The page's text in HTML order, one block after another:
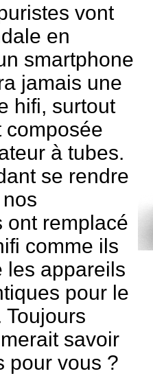
vont
en
smartphone
jamais une
hifi, surtout
composée
à tubes.
se rendre
ont remplacé
comme ils
les appareils
pour le
savoir
pour vous ?